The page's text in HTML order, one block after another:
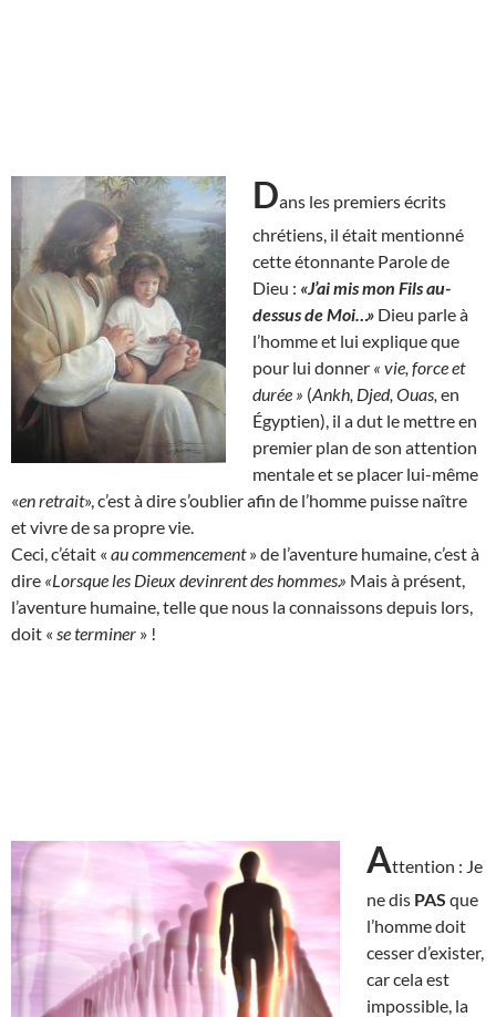
Dans les premiers écrits
chrétiens, il était mentionné
cette étonnante Parole de
Dieu : «J’ai mis mon Fils au-
dessus de Moi…» Dieu parle à
l’homme et lui explique que
pour lui donner « vie, force et
durée » (Ankh, Djed, Ouas, en
Égyptien), il a dut le mettre en
premier plan de son attention
mentale et se placer lui-même
«en retrait», c’est à dire s’oublier afin de l’homme puisse naître
et vivre de sa propre vie.
Ceci, c’était « au commencement» de l’aventure humaine, c’est à
dire «Lorsque les Dieux devinrent des hommes.» Mais à présent,
l’aventure humaine, telle que nous la connaissons depuis lors,
doit « se terminer » !
Attention : Je
ne dis PAS que
l’homme doit
cesser d’exister,
car cela est
impossible, la